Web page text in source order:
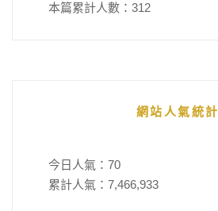
本篇累計人數： 312
網站人氣統計
今日人氣： 70
累計人氣： 7,466,933